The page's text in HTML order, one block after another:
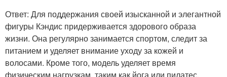
Ответ: Для поддержания своей изысканной и элегантной
фигуры Кэндис придерживается здорового образа
жизни. Она регулярно занимается спортом, следит за
питанием и уделяет внимание уходу за кожей и
волосами. Кроме того, модель уделяет время
физическим нагрузкам, таким как йога или пилатес,